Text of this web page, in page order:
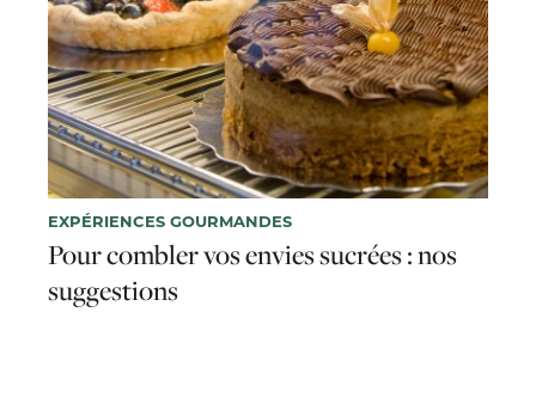
EXPÉRIENCES GOURMANDES
Pour combler vos envies sucrées : nos
suggestions